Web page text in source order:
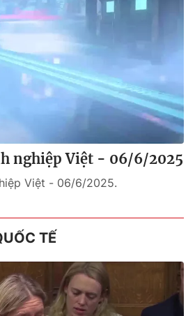
nghiệp Việt - 06/6/2025
Việt - 06/6/2025.
TẾ